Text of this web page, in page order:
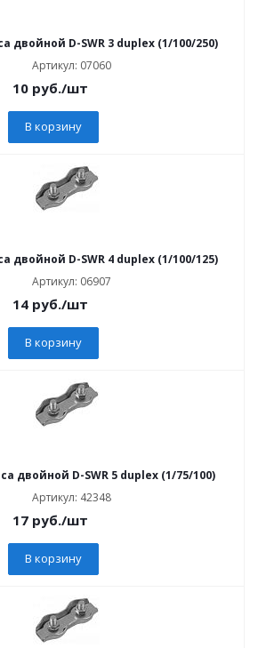
двойной D-SWR 3 duplex (1/100/250)
Артикул: 07060
10руб./шт
В корзину
двойной D-SWR 4 duplex (1/100/125)
Артикул: 06907
14руб./шт
В корзину
двойной D-SWR 5 duplex (1/75/100)
Артикул: 42348
17руб./шт
В корзину